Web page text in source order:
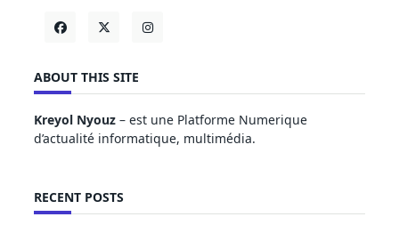
ABOUT THIS SITE
Kreyol Nyouz – est une Platforme Numerique
d’actualité informatique, multimédia.
RECENT POSTS